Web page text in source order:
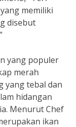
memiliki
disebut
yang populer
merah
yang tebal dan
hidangan
Menurut Chef
ikan